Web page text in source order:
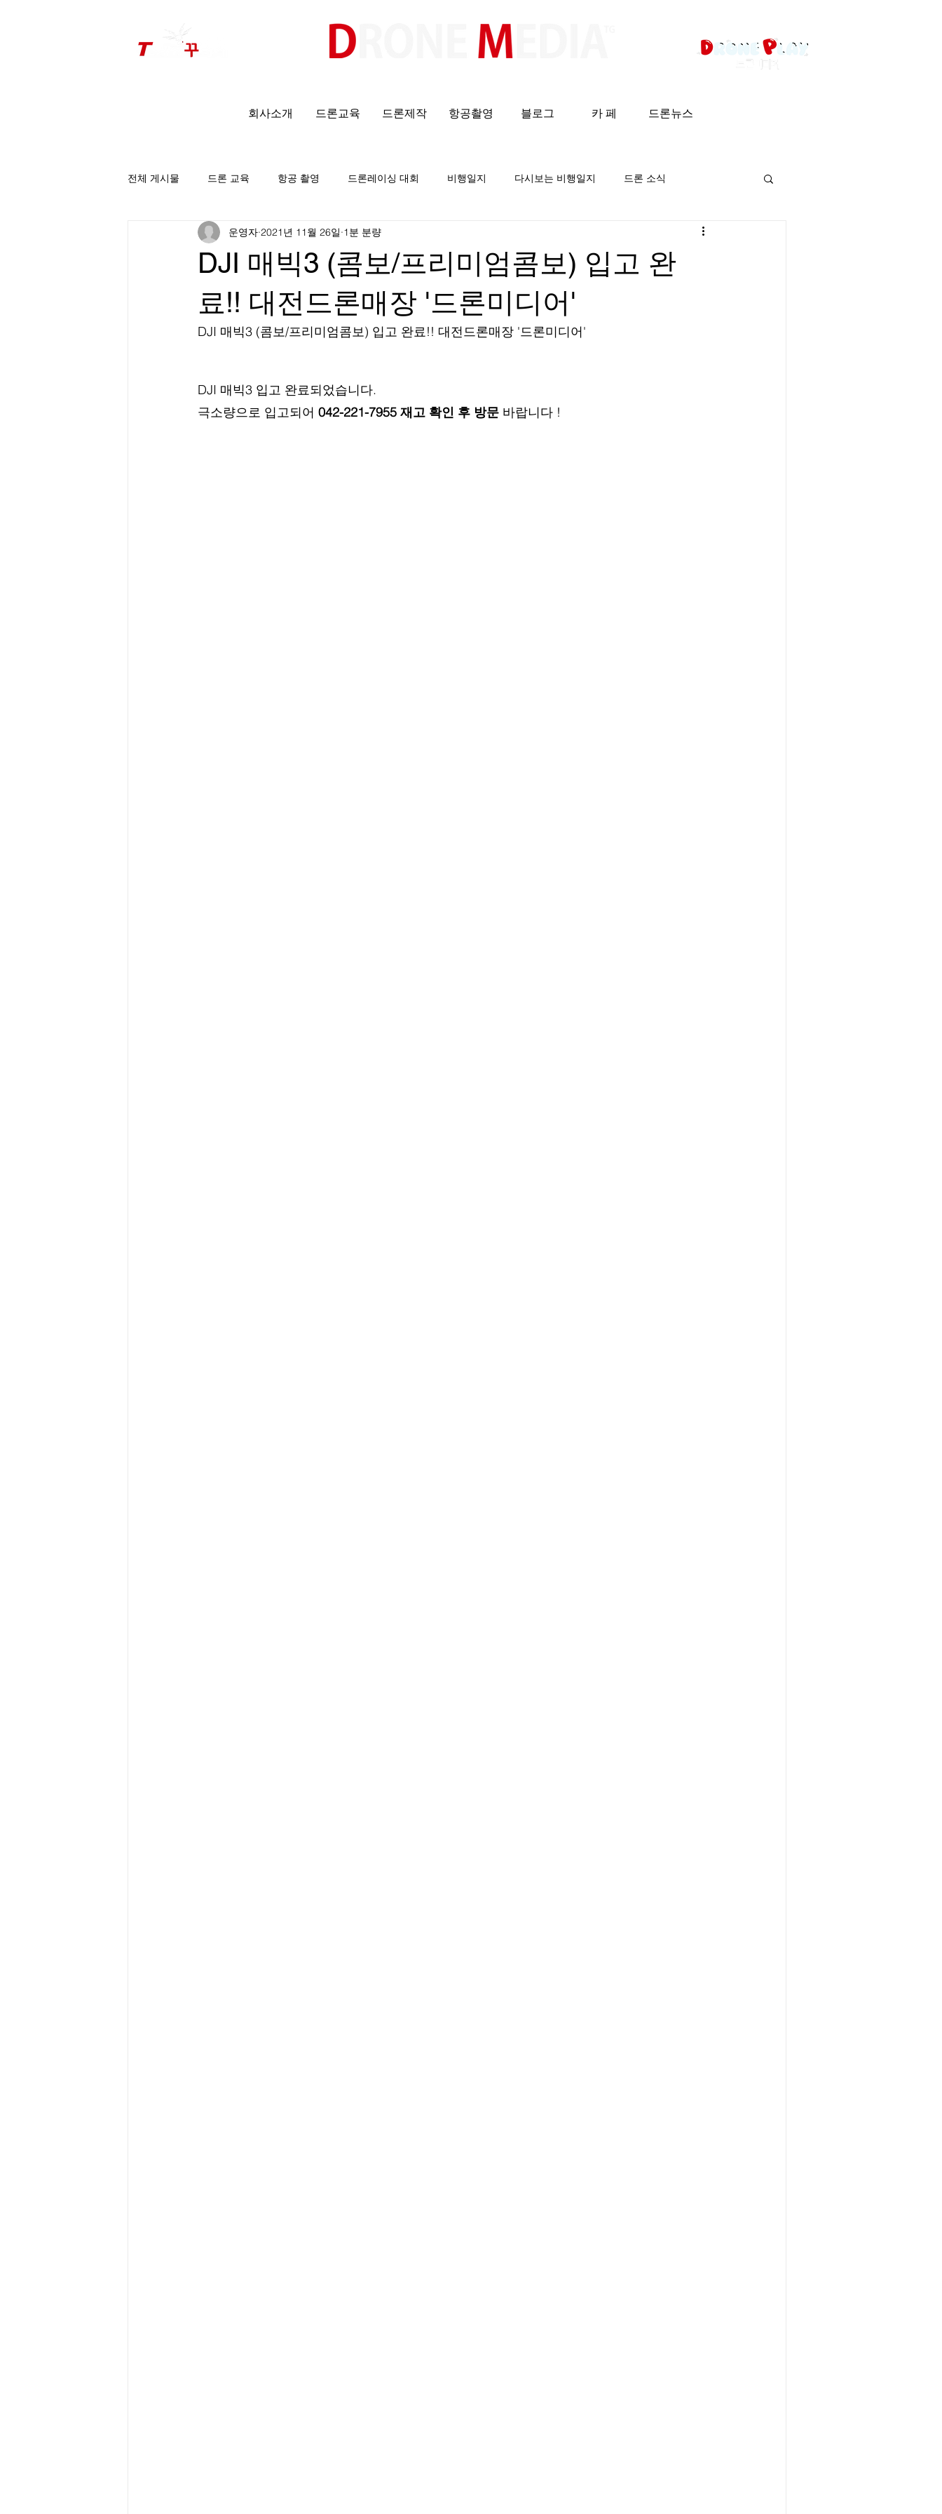
회사소개 드론교육 드론제작 항공촬영 블로그 카 페 드론뉴스
전체 게시물 드론 교육 항공 촬영 드론레이싱 대회 비행일지 다시보는 비행일지 드론 소식
팀꾸러기 소식
DJI 매빅3 (콤보/프리미엄콤보) 입고 완
료!! 대전드론매장 '드론미디어'
운영자 2021년 11월 26일 1분 분량
DJI 매빅3 (콤보/프리미엄콤보) 입고 완료!! 대전드론매장 '드론미디어'
DJI 매빅3 입고 완료되었습니다.
극소량으로 입고되어 042-221-7955 재고 확인 후 방문 바랍니다 !